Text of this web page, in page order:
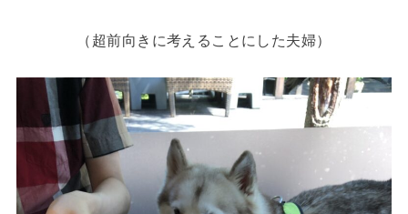
（超前向きに考えることにした夫婦）